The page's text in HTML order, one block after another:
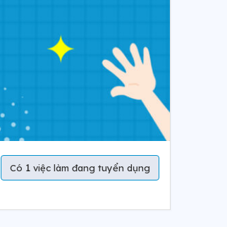
Có 1 việc làm đang tuyển dụng